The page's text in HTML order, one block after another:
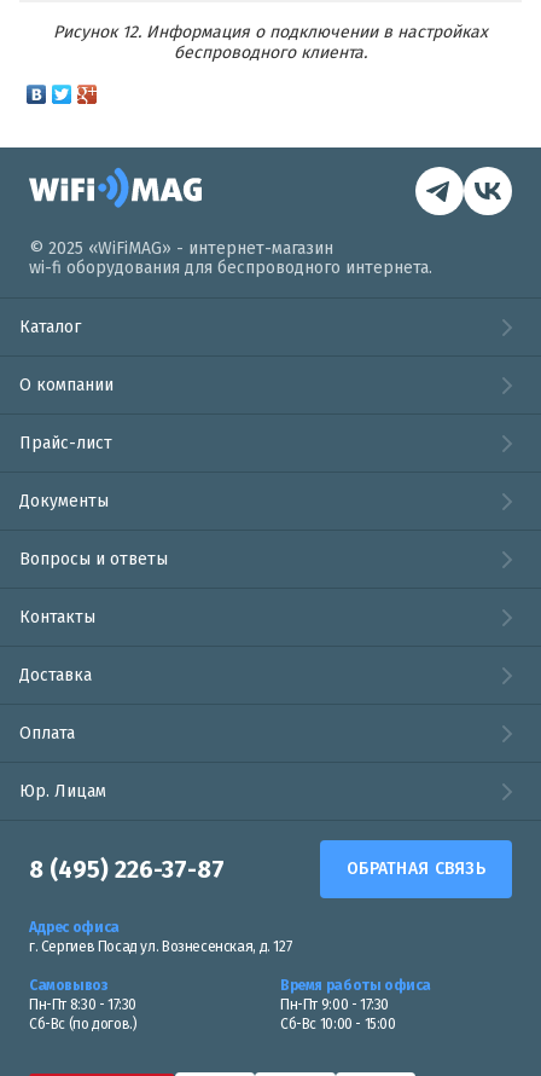
Рисунок 12. Информация о подключении в настройках
беспроводного клиента.
© 2025 «WiFiMAG» - интернет-магазин
wi-fi оборудования для беспроводного интернета.
Каталог
О компании
Прайс-лист
Документы
Вопросы и ответы
Контакты
Доставка
Оплата
Юр. Лицам
8 (495) 226-37-87 ОБРАТНАЯ СВЯЗЬ
Адрес офиса
г. Сергиев Посад ул. Вознесенская, д. 127
Самовывоз
Пн-Пт 8:30 - 17:30
Сб-Вс (по догов.)
Время работы офиса
Пн-Пт 9:00 - 17:30
Сб-Вс 10:00 - 15:00